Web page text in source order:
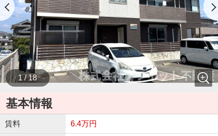
1 / 18
基本情報
賃料 6.4万円